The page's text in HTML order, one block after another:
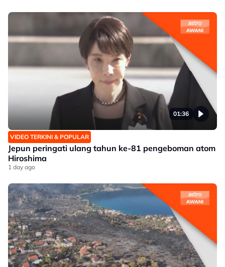
01:36
VIDEO TERKINI & POPULAR
Jepun peringati ulang tahun ke-81 pengeboman atom
Hiroshima
1 day ago